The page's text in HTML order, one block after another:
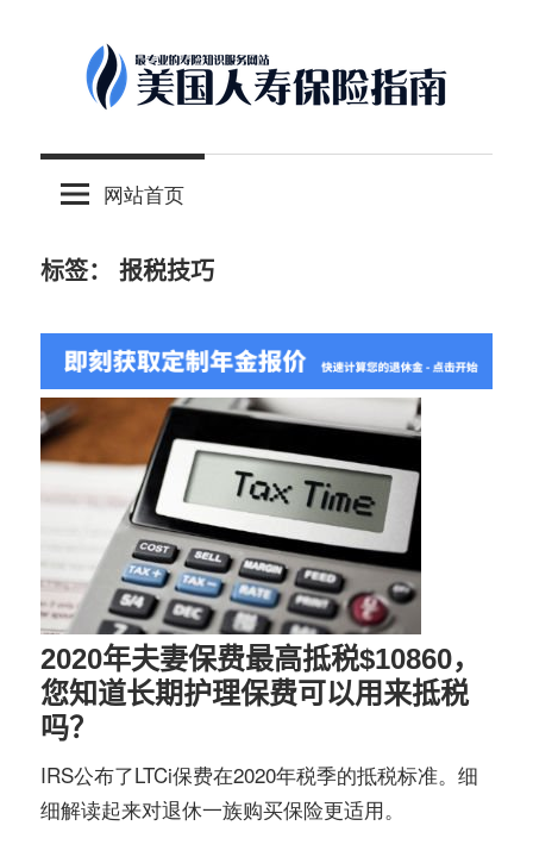
content
美
寿
保
指
南
©️
最
的
国
险
理
财
服
社
区
网站首页
标签： 报税技巧
2020年夫妻保费最高抵税$10860，
您知道长期护理保费可以用来抵税
吗？
IRS公布了LTCi保费在2020年税季的抵税标准。细
细解读起来对退休一族购买保险更适用。